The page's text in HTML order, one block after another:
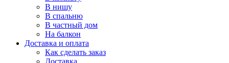
В нишу
В спальню
В частный дом
На балкон
Доставка и оплата
Как сделать заказ
Доставка